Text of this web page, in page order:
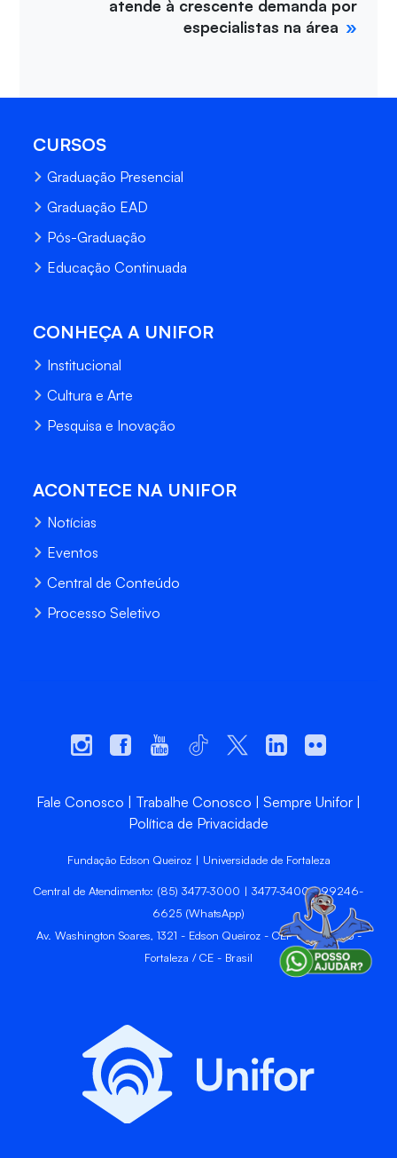
atende à crescente demanda por
especialistas na área
CURSOS
Graduação Presencial
Graduação EAD
Pós-Graduação
Educação Continuada
CONHEÇA A UNIFOR
Institucional
Cultura e Arte
Pesquisa e Inovação
ACONTECE NA UNIFOR
Notícias
Eventos
Central de Conteúdo
Processo Seletivo
Fale Conosco Trabalhe Conosco
Sempre Unifor
Política de Privacidade
Fundação Edson Queiroz | Universidade de Fortaleza
Central de Atendimento: (85) 3477-3000 | 3477-3400 | 99246-
6625 (WhatsApp)
Av. Washington Soares, 1321 - Edson Queiroz - CEP 60811-905 -
Fortaleza / CE - Brasil